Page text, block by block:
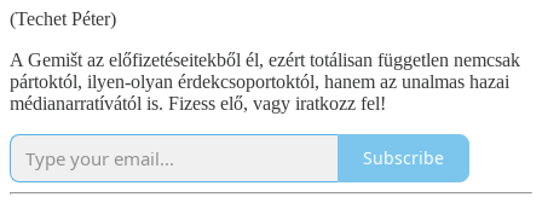
(Techet Péter)
A Gemišt az előfizetéseitekből él, ezért totálisan független nemcsak
pártoktól, ilyen-olyan érdekcsoportoktól, hanem az unalmas hazai
médianarratívától is. Fizess elő, vagy iratkozz fel!
Subscribe